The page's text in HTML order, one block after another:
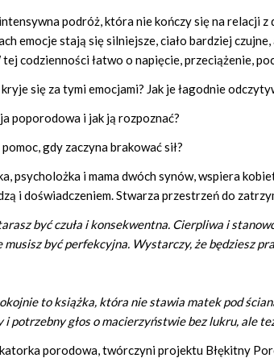
podróż, która nie kończy się na relacji z
emocje stają się silniejsze, ciało bardziej
codzienności łatwo o napięcie, przeciążenie,
się za tymi emocjami? Jak je łagodnie
poporodowa i jak ją rozpoznać?
gdy zaczyna brakować sił?
psycholożka i mama dwóch synów, wspiera
i doświadczeniem. Stwarza przestrzeń do
być czuła i konsekwentna. Cierpliwa i
musisz być perfekcyjna. Wystarczy, że będziesz
to książka, która nie stawia matek pod
i potrzebny głos o macierzyństwie bez lukru, ale
porodowa, twórczyni projektu Błękitny